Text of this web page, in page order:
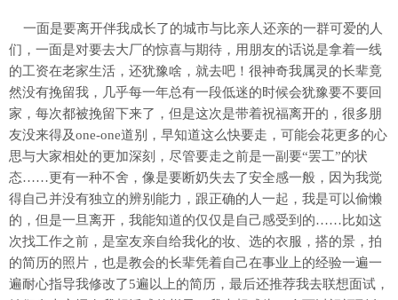
一面是要离开伴我成长了的城市与比亲人还亲的一群可爱的人
们，一面是对要去大厂的惊喜与期待，用朋友的话说是拿着一线
的工资在老家生活，还犹豫啥，就去吧！很神奇我属灵的长辈竟
然没有挽留我，几乎每一年总有一段低迷的时候会犹豫要不要回
家，每次都被挽留下来了，但是这次是带着祝福离开的，很多朋
友没来得及one-one道别，早知道这么快要走，可能会花更多的心
思与大家相处的更加深刻，尽管要走之前是一副要“罢工”的状
态……更有一种不舍，像是要断奶失去了安全感一般，因为我觉
得自己并没有独立的辨别能力，跟正确的人一起，我是可以偷懒
的，但是一旦离开，我能知道的仅仅是自己感受到的……比如这
次找工作之前，是室友亲自给我化的妆、选的衣服，搭的景，拍
的简历的照片，也是教会的长辈凭着自己在事业上的经验一遍一
遍耐心指导我修改了5遍以上的简历，最后还推荐我去联想面试，